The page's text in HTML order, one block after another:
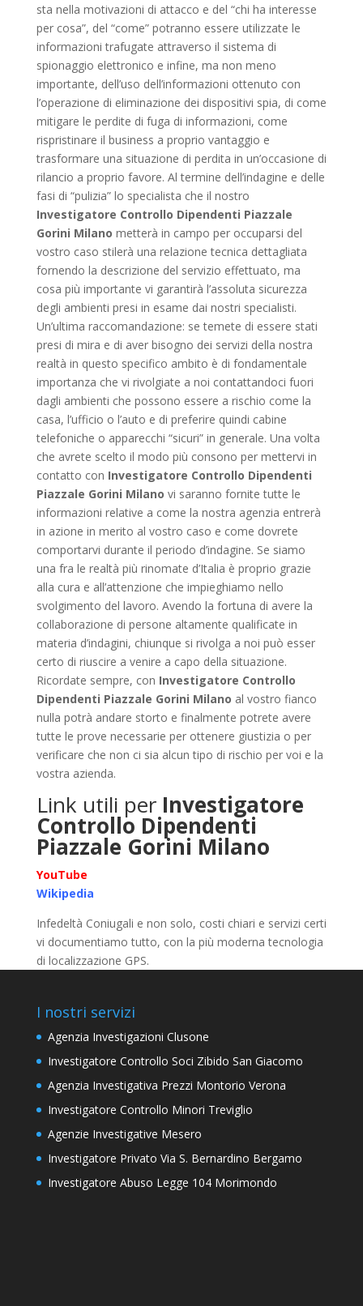
sta nella motivazioni di attacco e del “chi ha interesse
per cosa”, del “come” potranno essere utilizzate le
informazioni trafugate attraverso il sistema di
spionaggio elettronico e infine, ma non meno
importante, dell’uso dell’informazioni ottenuto con
l’operazione di eliminazione dei dispositivi spia, di come
mitigare le perdite di fuga di informazioni, come
rispristinare il business a proprio vantaggio e
trasformare una situazione di perdita in un’occasione di
rilancio a proprio favore. Al termine dell’indagine e delle
fasi di “pulizia” lo specialista che il nostro
Investigatore Controllo Dipendenti Piazzale
Gorini Milano metterà in campo per occuparsi del
vostro caso stilerà una relazione tecnica dettagliata
fornendo la descrizione del servizio effettuato, ma
cosa più importante vi garantirà l’assoluta sicurezza
degli ambienti presi in esame dai nostri specialisti.
Un’ultima raccomandazione: se temete di essere stati
presi di mira e di aver bisogno dei servizi della nostra
realtà in questo specifico ambito è di fondamentale
importanza che vi rivolgiate a noi contattandoci fuori
dagli ambienti che possono essere a rischio come la
casa, l’ufficio o l’auto e di preferire quindi cabine
telefoniche o apparecchi “sicuri” in generale. Una volta
che avrete scelto il modo più consono per mettervi in
contatto con Investigatore Controllo Dipendenti
Piazzale Gorini Milano vi saranno fornite tutte le
informazioni relative a come la nostra agenzia entrerà
in azione in merito al vostro caso e come dovrete
comportarvi durante il periodo d’indagine. Se siamo
una fra le realtà più rinomate d’Italia è proprio grazie
alla cura e all’attenzione che impieghiamo nello
svolgimento del lavoro. Avendo la fortuna di avere la
collaborazione di persone altamente qualificate in
materia d’indagini, chiunque si rivolga a noi può esser
certo di riuscire a venire a capo della situazione.
Ricordate sempre, con Investigatore Controllo
Dipendenti Piazzale Gorini Milano al vostro fianco
nulla potrà andare storto e finalmente potrete avere
tutte le prove necessarie per ottenere giustizia o per
verificare che non ci sia alcun tipo di rischio per voi e la
vostra azienda.
Link utili per Investigatore
Controllo Dipendenti
Piazzale Gorini Milano
YouTube
Wikipedia
Infedeltà Coniugali e non solo, costi chiari e servizi certi
vi documentiamo tutto, con la più moderna tecnologia
di localizzazione GPS.
I nostri servizi
Agenzia Investigazioni Clusone
Investigatore Controllo Soci Zibido San Giacomo
Agenzia Investigativa Prezzi Montorio Verona
Investigatore Controllo Minori Treviglio
Agenzie Investigative Mesero
Investigatore Privato Via S. Bernardino Bergamo
Investigatore Abuso Legge 104 Morimondo